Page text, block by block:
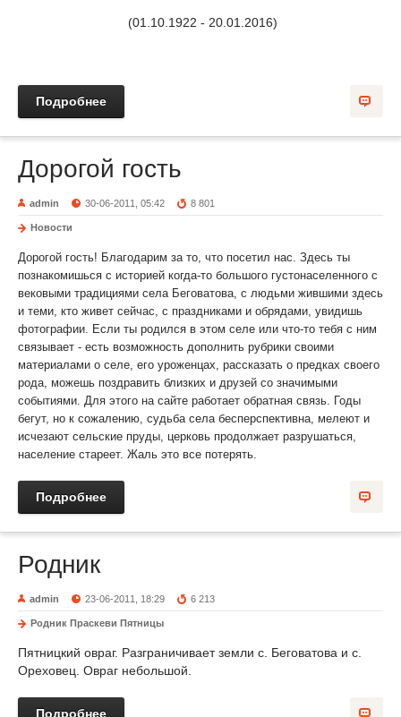
(01.10.1922 - 20.01.2016)
Подробнее
Дорогой гость
admin 30-06-2011, 05:42 8 801
Новости
Дорогой гость! Благодарим за то, что посетил нас. Здесь ты
познакомишься с историей когда-то большого густонаселенного с
вековыми традициями села Беговатова, с людьми жившими здесь
и теми, кто живет сейчас, с праздниками и обрядами, увидишь
фотографии. Если ты родился в этом селе или что-то тебя с ним
связывает - есть возможность дополнить рубрики своими
материалами о селе, его уроженцах, рассказать о предках своего
рода, можешь поздравить близких и друзей со значимыми
событиями. Для этого на сайте работает обратная связь. Годы
бегут, но к сожалению, судьба села бесперспективна, мелеют и
исчезают сельские пруды, церковь продолжает разрушаться,
население стареет. Жаль это все потерять.
Подробнее
Родник
admin 23-06-2011, 18:29 6 213
Родник Праскеви Пятницы
Пятницкий овраг. Разграничивает земли с. Беговатова и с.
Ореховец. Овраг небольшой.
Подробнее